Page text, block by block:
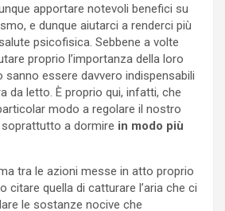
apportare notevoli benefici su
e dunque aiutarci a renderci più
psicofisica. Sebbene a volte
proprio l’importanza della loro
essere davvero indispensabili
da letto. È proprio qui, infatti, che
modo a regolare il nostro
a dormire in modo più
tra le azioni messe in atto proprio
citare quella di catturare l’aria che ci
le sostanze nocive che